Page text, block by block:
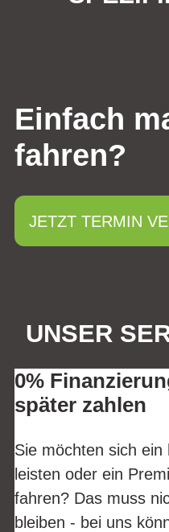
Einfach
fahren?
JETZT TERMIN
UNSER
0%
später zahlen
Sie möchten sich
leisten oder ein
fahren? Das muss
bleiben - bei uns